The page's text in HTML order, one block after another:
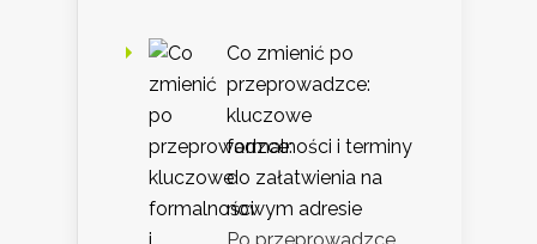
Co zmienić po
przeprowadzce:
kluczowe
formalności i terminy
do załatwienia na
nowym adresie